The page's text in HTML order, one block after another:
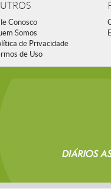
Conosco
Somos
de Privacidade
de Uso